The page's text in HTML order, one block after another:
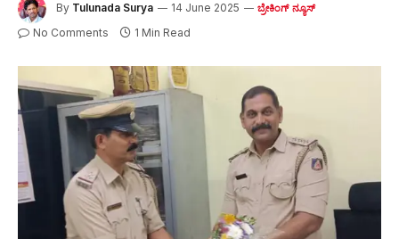
By Tulunada Surya 14 June 2025 ಬ್ರೇಕಿಂಗ್ ನ್ಯೂಸ್
No Comments 1 Min Read